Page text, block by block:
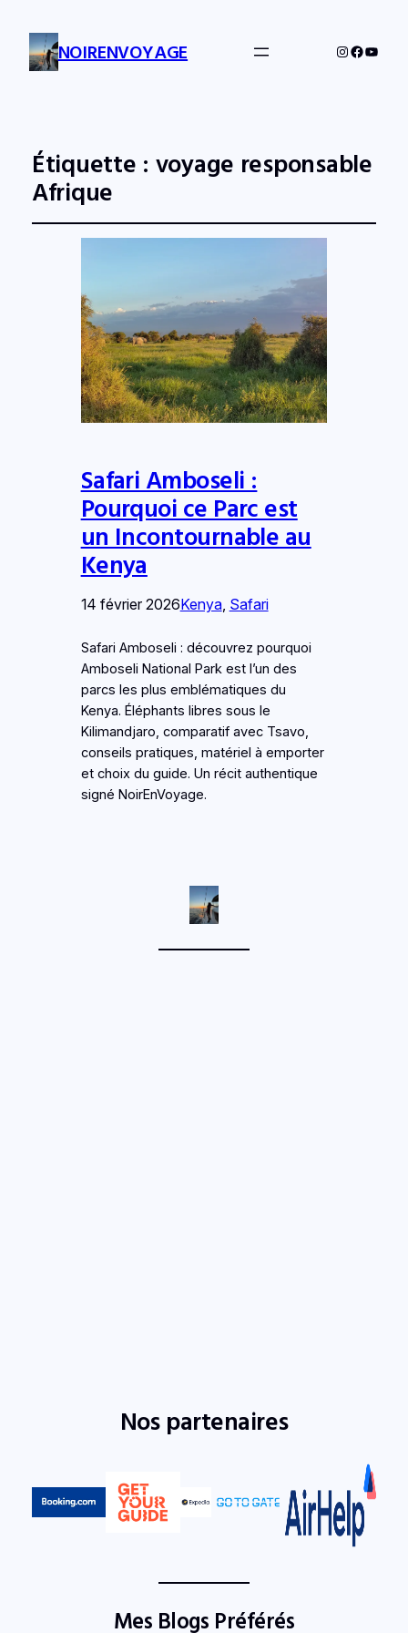
NOIRENVOYAGE Instagram
Étiquette : voyage responsable
Afrique
Safari Amboseli :
Pourquoi ce Parc est
un Incontournable au
Kenya
14 février 2026Kenya, Safari
Safari Amboseli : découvrez pourquoi
Amboseli National Park est l’un des
parcs les plus emblématiques du
Kenya. Éléphants libres sous le
Kilimandjaro, comparatif avec Tsavo,
conseils pratiques, matériel à emporter
et choix du guide. Un récit authentique
signé NoirEnVoyage.
Nos partenaires
Mes Blogs Préférés